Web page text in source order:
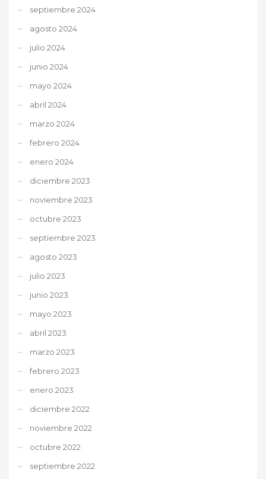
septiembre 2024
agosto 2024
julio 2024
junio 2024
mayo 2024
abril 2024
marzo 2024
febrero 2024
enero 2024
diciembre 2023
noviembre 2023
octubre 2023
septiembre 2023
agosto 2023
julio 2023
junio 2023
mayo 2023
abril 2023
marzo 2023
febrero 2023
enero 2023
diciembre 2022
noviembre 2022
octubre 2022
septiembre 2022